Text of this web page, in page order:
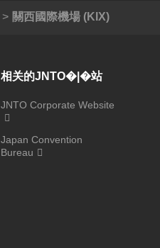
關西國際機場 (KIX)
相关的JNTO�|�站
JNTO Corporate Website
Japan Convention
Bureau